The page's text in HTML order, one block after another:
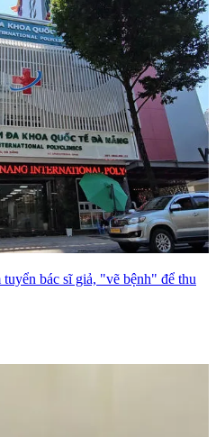
bác sĩ giả, "vẽ bệnh" để thu